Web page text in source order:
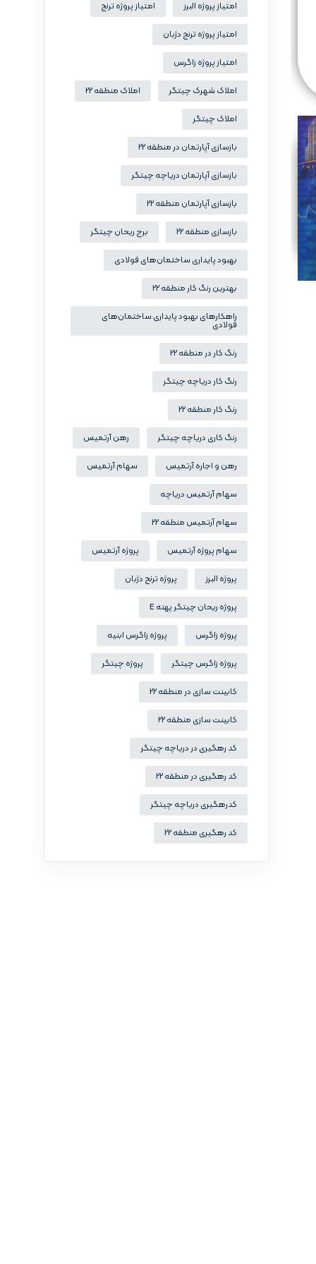
امتیاز پروژه البرز امتیاز پروژه ترنج
امتیاز پروژه ترنج دژبان
امتیاز پروژه زاگرس
املاک شهرک چیتگر املاک منطقه 22
املاک چیتگر
بازسازی آپارتمان در منطقه 22
بازسازی آپارتمان دریاچه چیتگر
بازسازی آپارتمان منطقه 22
بازسازی منطقه 22 برج ریحان چیتگر
بهبود پایداری ساختمان‌های فولادی
بهترین رنگ کار منطقه 22
راهکارهای بهبود پایداری ساختمان‌های
فولادی
رنگ کار در منطقه 22
رنگ کار دریاچه چیتگر
رنگ کار منطقه 22
رنگ کاری دریاچه چیتگر رهن آرتمیس
رهن و اجاره آرتمیس سهام آرتمیس
سهام آرتمیس دریاچه
سهام آرتمیس منطقه 22
سهام پروژه آرتمیس پروژه آرتمیس
پروژه البرز پروژه ترنج دژبان
پروژه ریحان چیتگر پهنه E
پروژه زاگرس پروژه زاگرس ابنیه
پروژه زاگرس چیتگر پروژه چیتگر
کابینت سازی در منطقه 22
کابینت سازی منطقه 22
کد رهگیری در دریاچه چیتگر
کد رهگیری در منطقه 22
کدرهگیری دریاچه چیتگر
کد رهگیری منطقه 22